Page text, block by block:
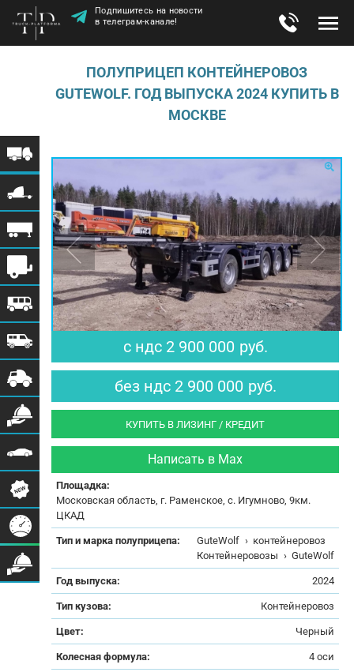
Подпишитесь на новости
в телеграм-канале!
ПОЛУПРИЦЕП КОНТЕЙНЕРОВОЗ
GUTEWOLF. ГОД ВЫПУСКА 2024 КУПИТЬ В
МОСКВЕ
$ 35 802 € 30 851
с ндс 2 900 000 руб.
без ндс 2 900 000 руб.
КУПИТЬ В ЛИЗИНГ / КРЕДИТ
Написать в Max
Площадка:
Московская область, г. Раменское, с. Игумново, 9км.
ЦКАД
Тип и марка полуприцепа: GuteWolf › контейнеровоз
Контейнеровозы › GuteWolf
Год выпуска: 2024
Тип кузова: Контейнеровоз
Цвет: Черный
Колесная формула: 4 оси